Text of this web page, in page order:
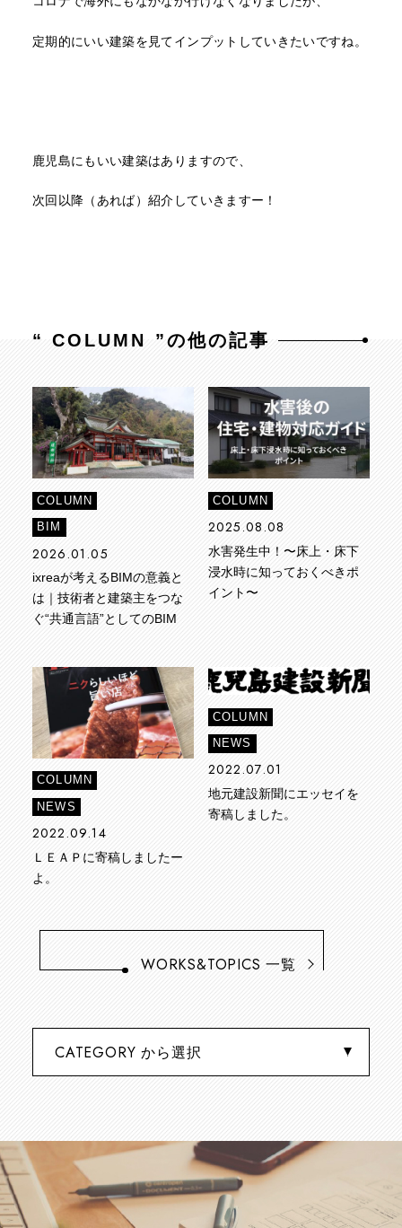
定期的にいい建築を見てインプットしていきたいですね。
鹿児島にもいい建築はありますので、
次回以降（あれば）紹介していきますー！
“COLUMN ”の他の記事
COLUMN
BIM
2026.01.05
ixreaが考えるBIMの意義と
は｜技術者と建築主をつな
ぐ“共通言語”としてのBIM
COLUMN
2025.08.08
水害発生中！〜床上・床下
浸水時に知っておくべきポ
イント〜
COLUMN
NEWS
2022.09.14
ＬＥＡＰに寄稿しましたー
よ。
COLUMN
NEWS
2022.07.01
地元建設新聞にエッセイを
寄稿しました。
WORKS&TOPICS一覧